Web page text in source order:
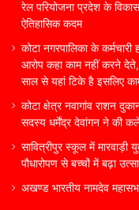
रेल परियोजना प्रदेश के
ऐतिहासिक कदम
कोटा नगरपालिका के
आरोप कहा काम नहीं करने
साल से यहां टिके है इसलिए
कोटा क्षेत्र नवागांव राशन
सदस्य धर्मेंद्र देवांगन ने की
सावित्रीपुर स्कूल में मारवाड़ी
पौधारोपण से बच्चों में बढ़ा
अखण्ड भारतीय नामदेव